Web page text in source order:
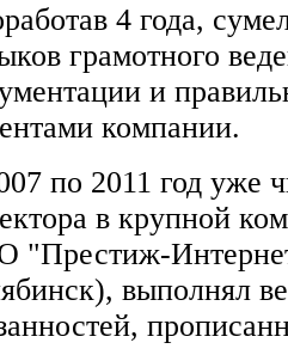
4 года,
грамотного
и
компании.
по 2011 год уже
в крупной
"Престиж-
выполнял